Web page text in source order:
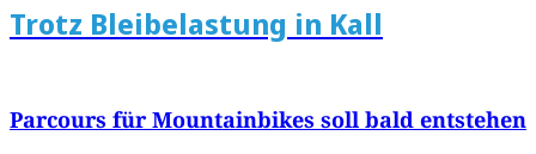
Trotz Bleibelastung in Kall
Parcours für Mountainbikes soll bald entstehen